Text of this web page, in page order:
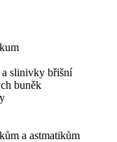
a slinivky břišní
buněk
a astmatikům